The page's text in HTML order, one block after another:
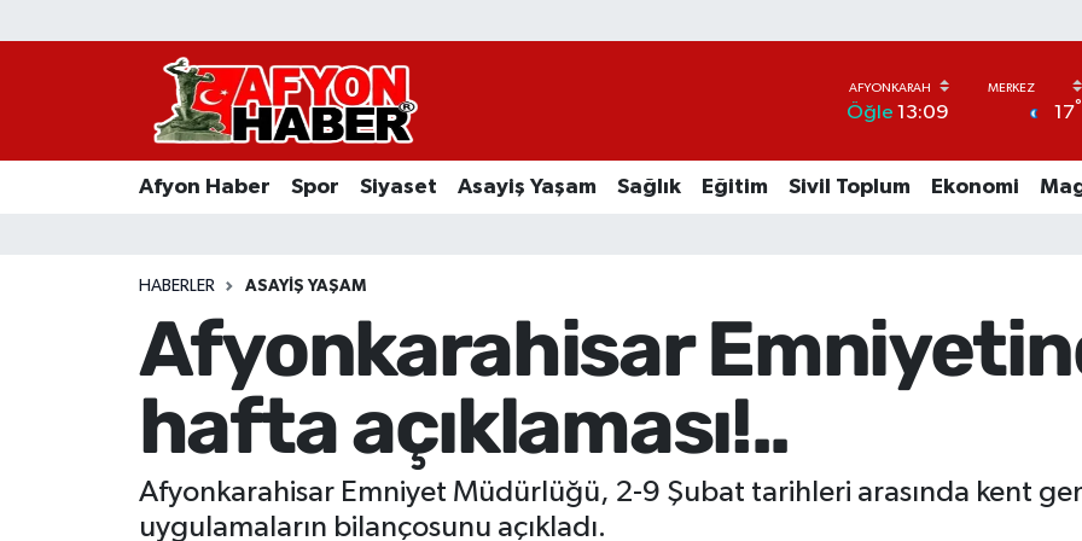
Öğle 13:09 17°
Afyon Haber Spor Siyaset Asayiş Yaşam Sağlık Eğitim Sivil Toplum Ekonomi
HABERLER ASAYIŞ YAŞAM
Afyonkarahisar
hafta açıklaması!..
Afyonkarahisar Emniyet Müdürlüğü, 2-9 Şubat tarihleri arasında kent
uygulamaların bilançosunu açıkladı.
Afyon Haber
Asayiş Yaşam
Ekonomi